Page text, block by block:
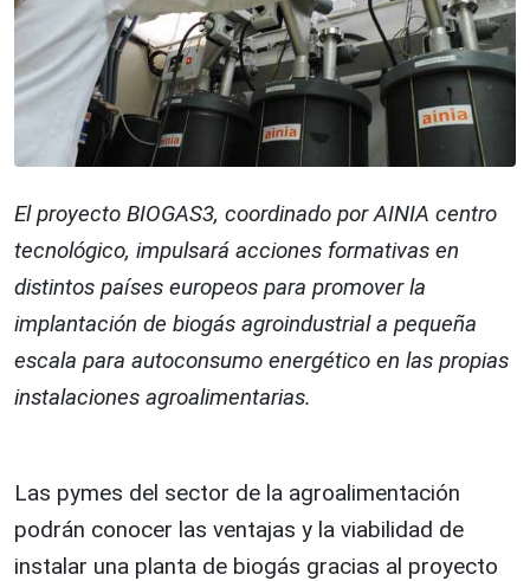
El proyecto BIOGAS3, coordinado por AINIA centro
tecnológico, impulsará acciones formativas en
distintos países europeos para promover la
implantación de biogás agroindustrial a pequeña
escala para autoconsumo energético en las propias
instalaciones agroalimentarias.
Las pymes del sector de la agroalimentación
podrán conocer las ventajas y la viabilidad de
instalar una planta de biogás gracias al proyecto